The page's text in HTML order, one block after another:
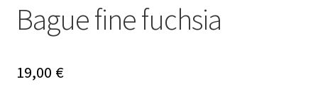
Bague fine fuchsia
19,00 €